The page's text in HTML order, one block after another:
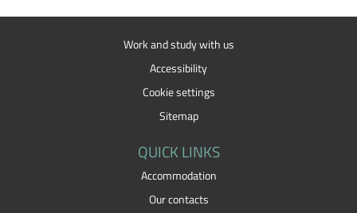
Work and study with us
Accessibility
Cookie settings
Sitemap
QUICK LINKS
Accommodation
Our contacts